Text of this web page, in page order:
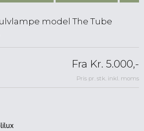
model The Tube
Fra Kr. 5.000,-
Pris pr. stk. inkl. moms